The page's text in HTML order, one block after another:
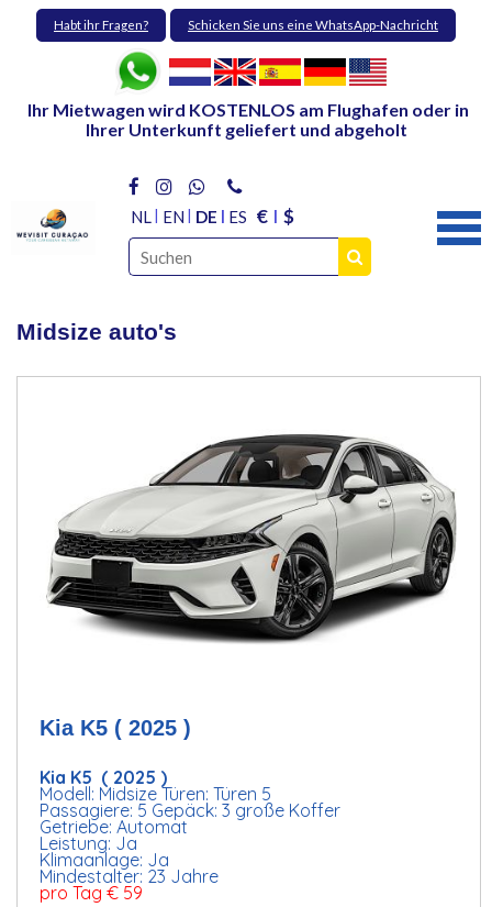
Habt ihr Fragen? Schicken Sie uns eine WhatsApp-Nachricht
Ihr Mietwagen wird KOSTENLOS am Flughafen oder in
Ihrer Unterkunft geliefert und abgeholt
NL EN DE ES € $
Midsize auto's
Kia K5 ( 2025 )
Kia K5 ( 2025 )
Modell: Midsize Türen: Türen 5
Passagiere: 5 Gepäck: 3 große Koffer
Getriebe: Automat
Leistung: Ja
Klimaanlage: Ja
Mindestalter: 23 Jahre
pro Tag € 59